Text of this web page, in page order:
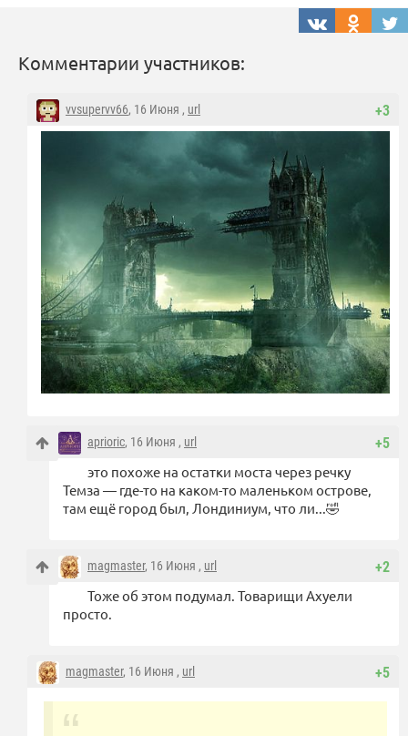
Комментарии участников:
+3
vvsupervv66, 16 Июня , url
+5
aprioric, 16 Июня , url
это похоже на остатки моста через речку
Темза — где-то на каком-то маленьком острове,
там ещё город был, Лондиниум, что ли...🤣
+2
magmaster, 16 Июня , url
Тоже об этом подумал. Товарищи Ахуели
просто.
+5
magmaster, 16 Июня , url